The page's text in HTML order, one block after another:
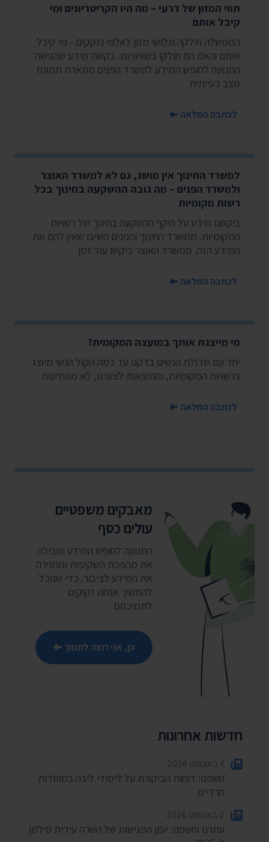
תווי המזון של דרעי – מה היו הקריטריונים ומי
קיבל אותם
הממשלה חילקה תלושי מזון לאלפי נזקקים - מי קיבל
אותם והאם הם חולקו בשוויוניות. בקשת מידע שהגישה
התנועה לחופש המידע למשרד הפנים מתארת תמונת
מצב בעייתית
לכתבה המלאה
למשרד החינוך אין מושג, גם לא למשרד האוצר
ולמשרד הפנים – מה גובה ההשקעה בחינוך בכל
רשות מקומיות
ביקשנו מידע על היקף ההשקעה בחינוך של רשויות
המקומיות. ממשרד החינוך והפנים השיבו שאין להם את
המידע הזה. ממשרד האוצר ביקשו עוד זמן
לכתבה המלאה
מי מייצגת אותך במועצה המקומית?
יחד עם שדולת הנשים בדקנו עד כמה הקול הנשי מיוצג
ברשויות המקומיות, והתוצאות לצערנו, לא מפתיעות
לכתבה המלאה
מאבקים משפטיים
עולים כסף
התנועה לחופש המידע מובילה
את מהפכת השקיפות ומחזירה
את המידע לציבור. כדי שנוכל
להמשיך אנחנו זקוקים
לתמיכתם
כן, אני רוצה לתמוך
חדשות אחרונות
4 באוגוסט 2026
חשפנו: דוחות הביקורת על לימודי ליבה במוסדות
חרדיים
2 באוגוסט 2026
עתרנו וחשפנו: יומן הפגישות של השרה עידית סילמן